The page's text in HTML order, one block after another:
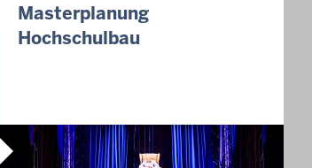
Masterplanung
Hochschulbau